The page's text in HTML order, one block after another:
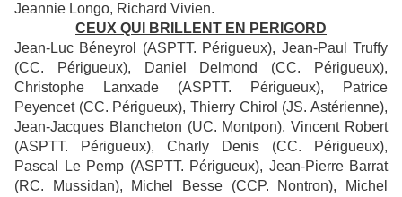
Jeannie Longo, Richard Vivien.
CEUX QUI BRILLENT EN PERIGORD
Jean-Luc Béneyrol (ASPTT. Périgueux), Jean-Paul Truffy
(CC. Périgueux), Daniel Delmond (CC. Périgueux),
Christophe Lanxade (ASPTT. Périgueux), Patrice
Peyencet (CC. Périgueux), Thierry Chirol (JS. Astérienne),
Jean-Jacques Blancheton (UC. Montpon), Vincent Robert
(ASPTT. Périgueux), Charly Denis (CC. Périgueux),
Pascal Le Pemp (ASPTT. Périgueux), Jean-Pierre Barrat
(RC. Mussidan), Michel Besse (CCP. Nontron), Michel